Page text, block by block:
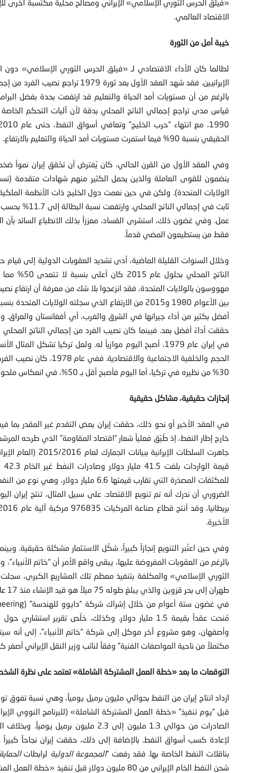
«فيلق الحرس الثوري الإسلامي» الإيراني ومصالح محلية مكتسبة أخرى
الاقتصاد العالمي.
خيبة أمل من الثورة
لطالما كان الأداء الاقتصادي لـ «فيلق الحرس الثوري الإسلامي»
الإيرانيين. فقد شهد العقد الأول بعد
بالرغم من أن مستويات أمد الحياة والتعليم قد ارتفعت بحدة بفضل
قياس مدى تراجع إجمالي الناتج المحلي بدقة لأن آليات التحكم
الحقيقي بنسبة 90% فيما استمرت مستويات أمد الحياة والتعليم بالارتفاع.
وفي العقد الأول من القرن الحالي، كان يُفترض أن تحُقق إيران نمواً
ينضمون للقوى العاملة والذين يحمل الكثير منهم شهادات متقدمة
الولايات المتحدة). ولكن في حين نعمت دول الخليج ذات الأنظمة الملكية
ثابت في إجمالي
عمل. وفي غضون ذلك، استشرى الفساد، معززاً بذلك الانطباع السائد
فقط من يستطيعون المضي قدماً.
وخلال السنوات القليلة الماضية، أدى تشديد العقوبات الدولية إلى
الناتج
مهووسون بالولايات المتحدة، فقد انزعجوا بلا شك من معرفة أن ارتفاع
أفضل بكثير من أداء جيرانها في الشرق والغرب، أي أفغانستان والعراق.
حققت أداءً أفضل بعد. فبينما كان نصيب الفرد من إجمالي الناتج المحلي
في إيران عام 1979، أصبح اليوم موازياً له. ولعل تركيا تشكل
الحجم والخلفية الاجتماعية
30% من نظيره في تركيا، أما اليوم فأصبح أقل بـ 50%، في انعكاس ملحوظ للحظوظ.
إنجازات حقيقية، مشاكل حقيقية
في العقد الأخير أو نحو ذلك، حققت إيران بعض التقدم غير المقدر بما
خارج إطار النفط، إذ طُبّق فعلياً شعار “اقتصاد المقاومة” الذي طرحه
للمكثفات المصدَرة التي تقارب قيمتها 6.6
الضروري أن ندرك أنه تم تنويع الاقتصاد. على سبيل المثال، تنتج إيران
الأخيرة.
وفي حين اعتُبر التنويع إنجازاً كبيراً، شكّل الاستثمار مشكلة حقيقية.
بالرغم من العقوبات المفروضة عليها، يبقى واقع الأمر أن “خاتم الأنبياء”،
الثوري الإسلامي» والمكلفة بتنفيذ معظم تلك المشاريع الكبرى،
طهران إلى بحر قزوين والذي يبلغ طوله 75
في غضون ستة أعوام من خلال إشراك شركة “دايوو للهندسة” (
مُنحت عقداً بقيمة 1.5 مليار دولار. وكذلك، خلُص تقرير
وأصفهان، وهو مشروع آخر موكل إلى شركة “خاتم الأنبياء”، إلى أنه
مكتملاً من ناحية المواصفات الفنية” وفقاً لنائب وزير النقل الإيراني أصغر
التوقعات ما بعد «خطة العمل المشتركة الشاملة»تعتمد على نظرة
ازداد انتاج إيران من النفط بحوالي مليون برميل يومياً، وهي نسبة تفوق
قبل “يوم تنفيذ” «خطة العمل المشتركة الشاملة» (للبرنامج النووي
الصادرات من حوالي 1.3 مليون إلى 2.3
لإعادة كسب أسواق النفط. بالإضافة إلى ذلك، حققت إيران نجاحاً
بناقلات النفط الخاصة بها. فقد رفعت “المجموعة الدولية لرابطات